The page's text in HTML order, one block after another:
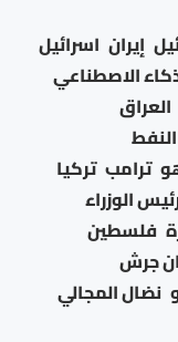
إيران اسرائيل
الاصطناعي
العراق
النفط
ترامب تركيا
الوزراء
فلسطين
جرش
نضال المجالي